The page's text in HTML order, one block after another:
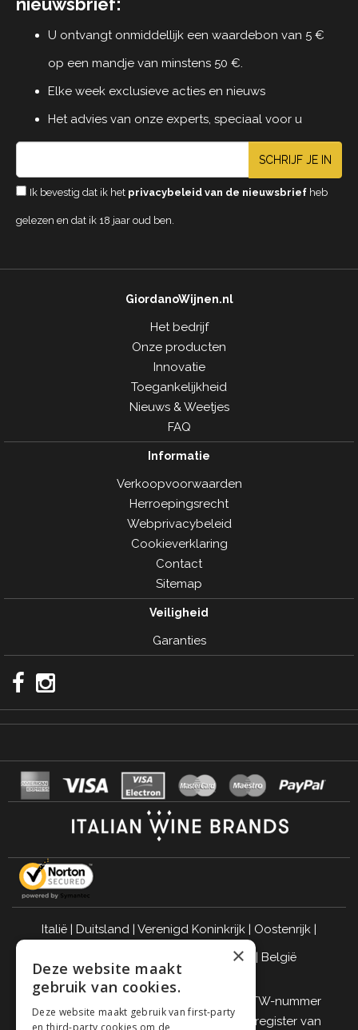
U ontvangt onmiddellijk een waardebon van 5 €
op een mandje van minstens 50 €.
Elke week exclusieve acties en nieuws
Het advies van onze experts, speciaal voor u
SCHRIJF JE IN
Ik bevestig dat ik het privacybeleid van de nieuwsbrief heb
gelezen en dat ik 18 jaar oud ben.
GiordanoWijnen.nl
Het bedrijf
Onze producten
Innovatie
Toegankelijkheid
Nieuws & Weetjes
FAQ
Informatie
Verkoopvoorwaarden
Herroepingsrecht
Webprivacybeleid
Cookieverklaring
Contact
Sitemap
Veiligheid
Garanties
Italië Duitsland Verenigd Koninkrijk Oostenrijk
Frankrijk
België
DRINK VERANTWOORD
Giordano Vini S.p.A. Fiscaal nummer, BTW-nummer
(BTW) en nr. inschrijving in het handelsregister van
×
Deze website maakt
gebruik van cookies.
Deze website maakt gebruik van first-party
en third-party cookies om de